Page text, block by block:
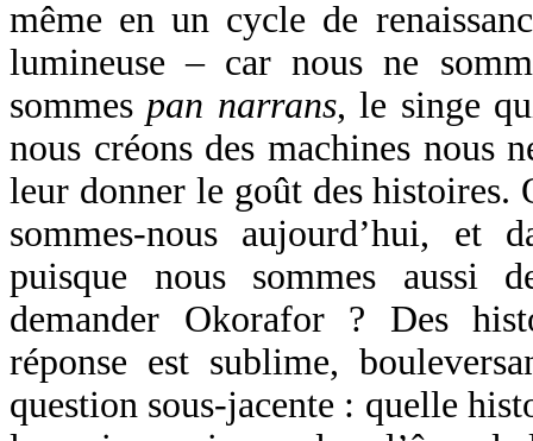
même en un cycle de
lumineuse – car nous ne
sommes pan narrans, le singe
nous créons des machines nous
leur donner le goût des histoires.
sommes-nous aujourd’hui, et
puisque nous sommes aussi
demander Okorafor ? Des
réponse est sublime,
question sous-jacente : quelle